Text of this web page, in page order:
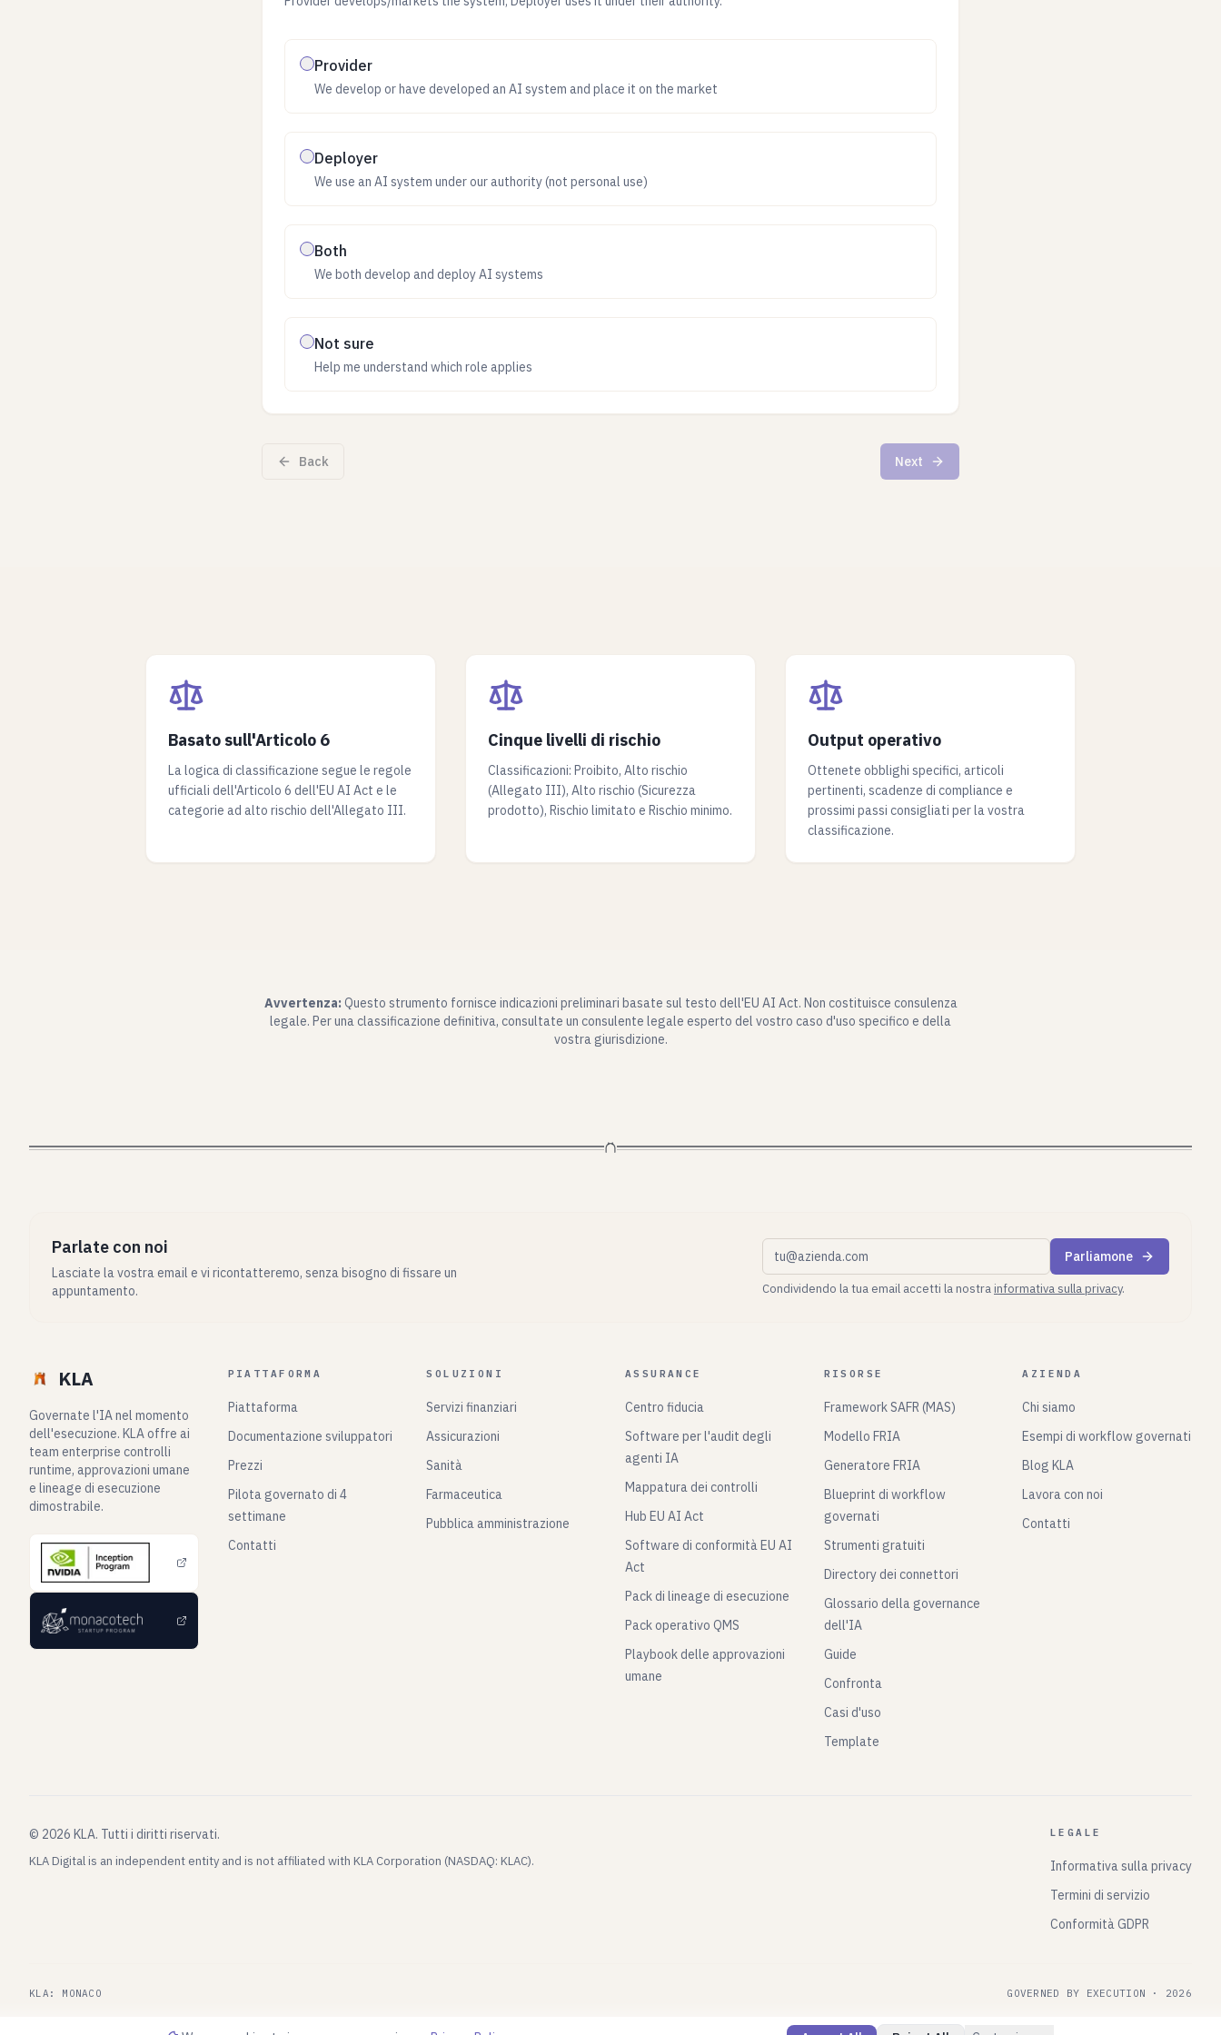
Provider
We develop or have developed an AI system and place it on the market
Deployer
We use an AI system under our authority (not personal use)
Both
We both develop and deploy AI systems
Not sure
Help me understand which role applies
Back Next
Basato sull'Articolo 6
La logica di classificazione segue le regole
ufficiali dell'Articolo 6 dell'EU AI Act e le
categorie ad alto rischio dell'Allegato III.
Cinque livelli di rischio
Classificazioni: Proibito, Alto rischio
(Allegato III), Alto rischio (Sicurezza
prodotto), Rischio limitato e Rischio minimo.
Output operativo
Ottenete obblighi specifici, articoli
pertinenti, scadenze di compliance e
prossimi passi consigliati per la vostra
classificazione.
Avvertenza: Questo strumento fornisce indicazioni preliminari basate sul testo dell'EU AI Act. Non costituisce consulenza
legale. Per una classificazione definitiva, consultate un consulente legale esperto del vostro caso d'uso specifico e della
vostra giurisdizione.
Parlate con noi
Lasciate la vostra email e vi ricontatteremo, senza bisogno di fissare un
appuntamento.
Email aziendale Parliamone
Condividendo la tua email accetti la nostrainformativa sulla privacy.
KLA
Governate l'IA nel momento
dell'esecuzione. KLA offre ai
team enterprise controlli
runtime, approvazioni umane
e lineage di esecuzione
dimostrabile.
PIATTAFORMA
Piattaforma
Documentazione sviluppatori
Prezzi
Pilota governato di 4
settimane
Contatti
SOLUZIONI
Servizi finanziari
Assicurazioni
Sanità
Farmaceutica
Pubblica amministrazione
ASSURANCE
Centro fiducia
Software per l'audit degli
agenti IA
Mappatura dei controlli
Hub EU AI Act
Software di conformità EU AI
Act
Pack di lineage di esecuzione
Pack operativo QMS
Playbook delle approvazioni
umane
RISORSE
Framework SAFR (MAS)
Modello FRIA
Generatore FRIA
Blueprint di workflow
governati
Strumenti gratuiti
Directory dei connettori
Glossario della governance
dell'IA
Guide
Confronta
Casi d'uso
Template
AZIENDA
Chi siamo
Esempi di workflow governati
Blog KLA
Lavora con noi
Contatti
© 2026 KLA. Tutti i diritti riservati.
KLA Digital is an independent entity and is not affiliated with KLA Corporation (NASDAQ: KLAC).
LEGALE
Informativa sulla privacy
Termini di servizio
Conformità GDPR
KLA: MONACO GOVERNED BY EXECUTION · 2026